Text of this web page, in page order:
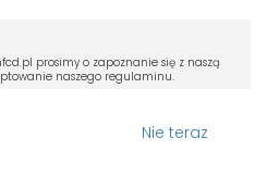
414-200-075 (16 mm)
na Twoim dysku zmień
swojej przeglądarki.
więcej o cookies
prosimy o zapoznanie się z naszą
naszego regulaminu.
obowiązywanie Rozporządzenie
2016/679 z dnia 27 kwietnia 2016 r. w
z przetwarzaniem danych
Nie teraz